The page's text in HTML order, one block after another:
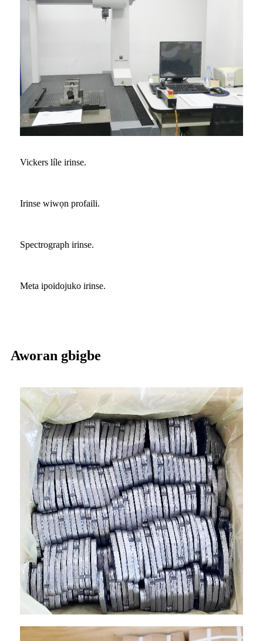
Vickers líle irinse.
Irinse wiwọn profaili.
Spectrograph irinse.
Meta ipoidojuko irinse.
Aworan gbigbe